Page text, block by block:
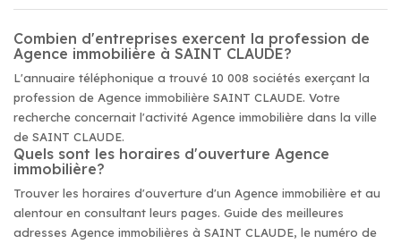
Combien d'entreprises exercent la profession de
Agence immobilière à SAINT CLAUDE?
L'annuaire téléphonique a trouvé 10 008 sociétés exerçant la
profession de Agence immobilière SAINT CLAUDE. Votre
recherche concernait l'activité Agence immobilière dans la ville
de SAINT CLAUDE.
Quels sont les horaires d'ouverture Agence
immobilière?
Trouver les horaires d'ouverture d'un Agence immobilière et au
alentour en consultant leurs pages. Guide des meilleures
adresses Agence immobilières à SAINT CLAUDE, le numéro de